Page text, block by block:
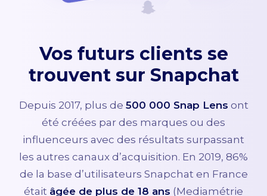
Vos futurs clients se
trouvent sur Snapchat
Depuis 2017, plus de 500 000 Snap Lens ont
été créées par des marques ou des
influenceurs avec des résultats surpassant
les autres canaux d’acquisition. En 2019, 86%
de la base d’utilisateurs Snapchat en France
était âgée de plus de 18 ans (Mediamétrie